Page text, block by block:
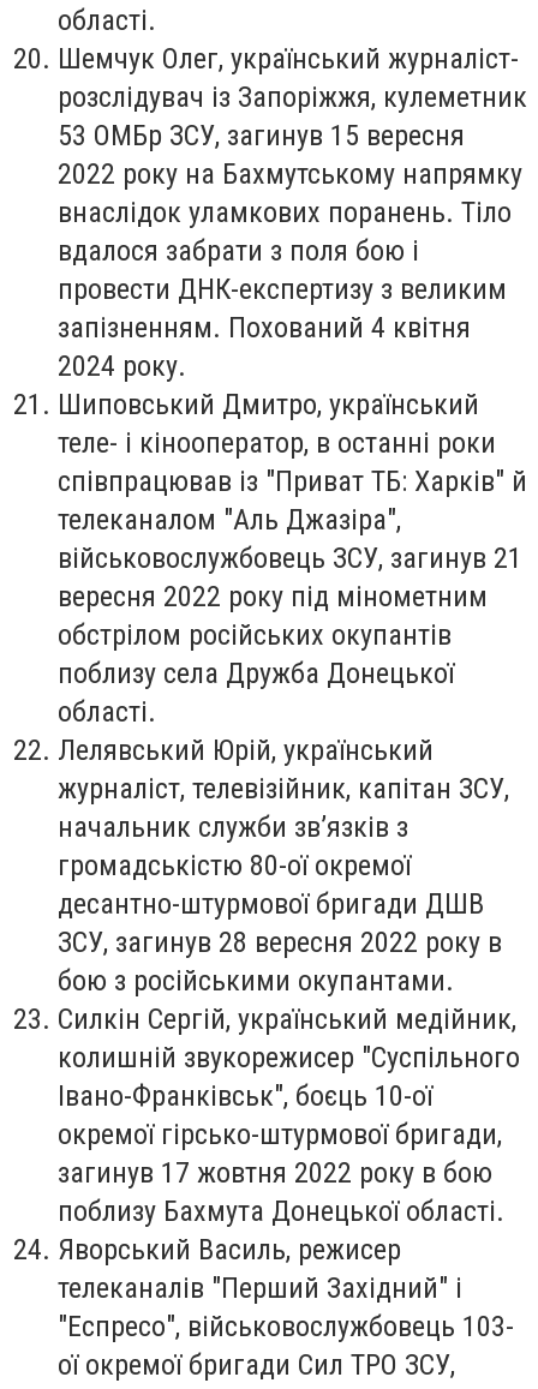
області.
Шемчук Олег, український журналіст-
розслідувач із Запоріжжя, кулеметник
53 ОМБр ЗСУ, загинув 15 вересня
2022 року на Бахмутському напрямку
внаслідок уламкових поранень. Тіло
вдалося забрати з поля бою і
провести ДНК-експертизу з великим
запізненням. Похований 4 квітня
2024 року.
Шиповський Дмитро, український
теле- і кінооператор, в останні роки
співпрацював із "Приват ТБ: Харків" й
телеканалом "Аль Джазіра",
військовослужбовець ЗСУ, загинув 21
вересня 2022 року під мінометним
обстрілом російських окупантів
поблизу села Дружба Донецької
області.
Лелявський Юрій, український
журналіст, телевізійник, капітан ЗСУ,
начальник служби зв’язків з
громадськістю 80-ої окремої
десантно-штурмової бригади ДШВ
ЗСУ, загинув 28 вересня 2022 року в
бою з російськими окупантами.
Силкін Сергій, український медійник,
колишній звукорежисер "Суспільного
Івано-Франківськ", боєць 10-ої
окремої гірсько-штурмової бригади,
загинув 17 жовтня 2022 року в бою
поблизу Бахмута Донецької області.
Яворський Василь, режисер
телеканалів "Перший Західний" і
"Еспресо", військовослужбовець 103-
ої окремої бригади Сил ТРО ЗСУ,